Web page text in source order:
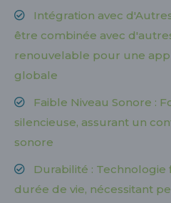
Intégration avec
être combinée avec
renouvelable pour une
globale
Faible Niveau Sonore :
silencieuse, assurant un
sonore
Durabilité :
durée de vie, nécessitant